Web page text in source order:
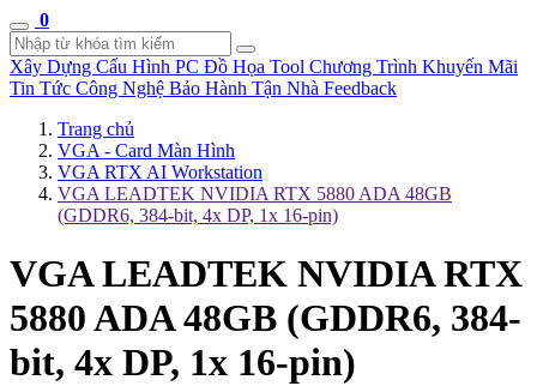
0
Xây Dựng Cấu Hình PC Đồ Họa Tool Chương Trình Khuyến Mãi
Tin Tức Công Nghệ Bảo Hành Tận Nhà Feedback
Trang chủ
VGA - Card Màn Hình
VGA RTX AI Workstation
VGA LEADTEK NVIDIA RTX 5880 ADA 48GB
(GDDR6, 384-bit, 4x DP, 1x 16-pin)
VGA LEADTEK NVIDIA RTX
5880 ADA 48GB (GDDR6, 384-
bit, 4x DP, 1x 16-pin)